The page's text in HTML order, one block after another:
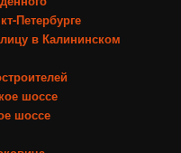
Петербурге
в Калининском
шоссе
шоссе